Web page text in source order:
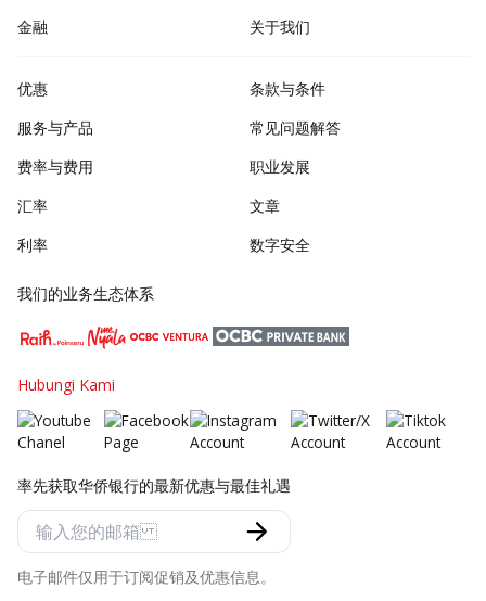
金融
关于我们
优惠
服务与产品
费率与费用
汇率
利率
条款与条件
常见问题解答
职业发展
文章
数字安全
我们的业务生态体系
Hubungi Kami
率先获取华侨银行的最新优惠与最佳礼遇
电子邮件仅用于订阅促销及优惠信息。